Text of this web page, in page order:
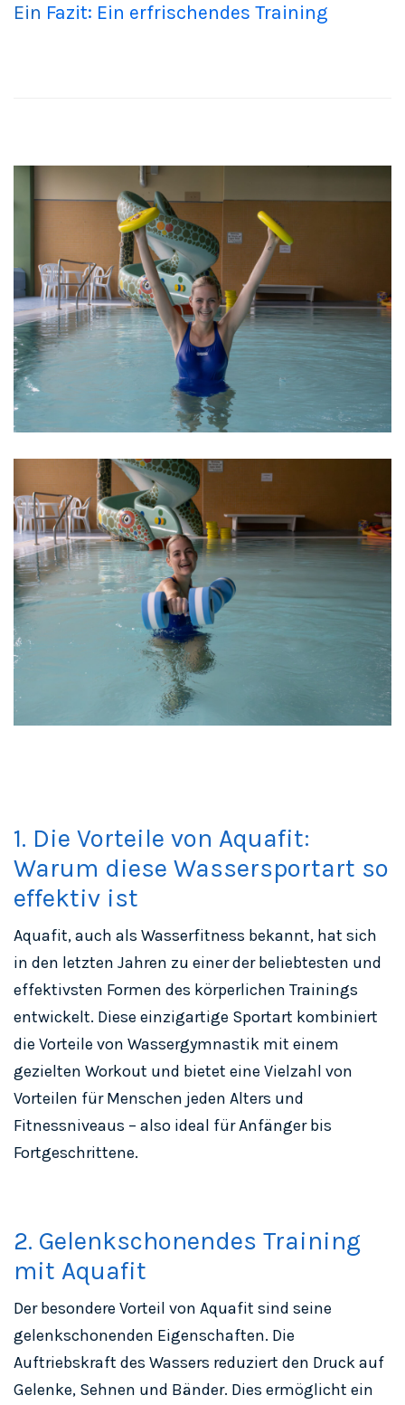
Ein Fazit: Ein erfrischendes Training
1. Die Vorteile von Aquafit:
Warum diese Wassersportart so
effektiv ist
Aquafit, auch als Wasserfitness bekannt, hat sich
in den letzten Jahren zu einer der beliebtesten und
effektivsten Formen des körperlichen Trainings
entwickelt. Diese einzigartige Sportart kombiniert
die Vorteile von Wassergymnastik mit einem
gezielten Workout und bietet eine Vielzahl von
Vorteilen für Menschen jeden Alters und
Fitnessniveaus – also ideal für Anfänger bis
Fortgeschrittene.
2. Gelenkschonendes Training
mit Aquafit
Der besondere Vorteil von Aquafit sind seine
gelenkschonenden Eigenschaften. Die
Auftriebskraft des Wassers reduziert den Druck auf
Gelenke, Sehnen und Bänder. Dies ermöglicht ein